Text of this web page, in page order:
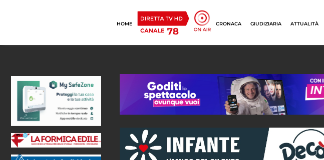
HOME CRONACA GIUDIZIARIA ATTUALITÀ